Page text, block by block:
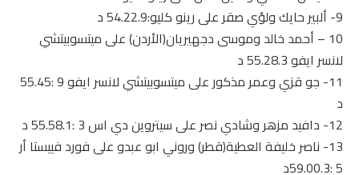
9- ألبير حايك ولؤي صقر على رينو كليو:54.22.9 د
10 – أحمد خالد وموسى دجهيريان(الأردن) على ميتسوبيتشي
لانسر ايفو 55.28.3 د
11- جو قزي وعمر مذكور على ميتسوبيتشي لانسر ايفو 9 :55.45
د
12- دافيد مزهر وشادي نصر على سيتروين دي اس 3 :55.58.1 د
13- ناصر خليفة العطية(قطر) وروني ابو عبدو على فورد فييستا أر
5 :59.00.3د